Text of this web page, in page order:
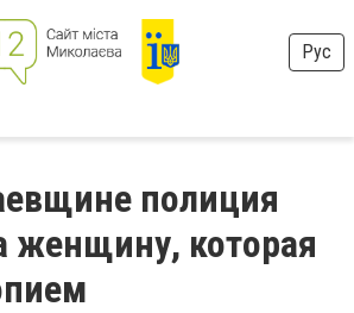
Рус
полиция
женщину, которая